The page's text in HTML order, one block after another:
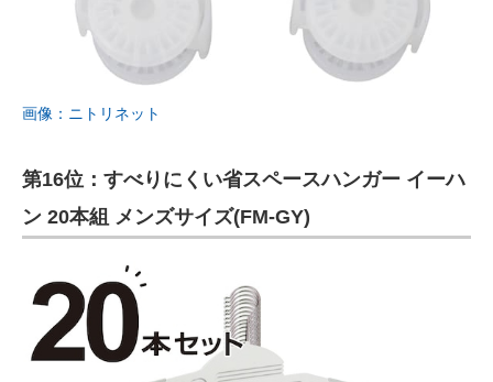
画像：ニトリネット
第16位：すべりにくい省スペースハンガー イーハ
ン 20本組 メンズサイズ(FM-GY)